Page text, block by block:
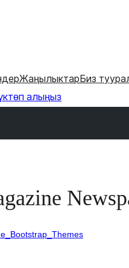
Жаңылыктар Биз
алыңыз